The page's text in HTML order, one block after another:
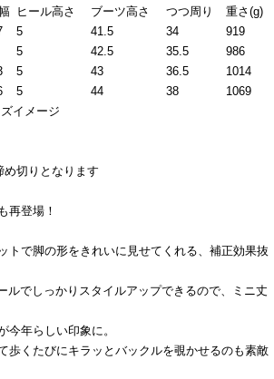
ヒール高さ ブーツ高さ つつ周り
重さ(g)
5 41.5 34
919
5 42.5 35.5
986
5 43 36.5
1014
5 44 38
1069
イメージ
切りとなります
再登場！
トで脚の形をきれいに見せてくれる、補正効果抜
ルでしっかりスタイルアップできるので、ミニ丈
今年らしい印象に。
歩くたびにキラッとバックルを覗かせるのも素敵